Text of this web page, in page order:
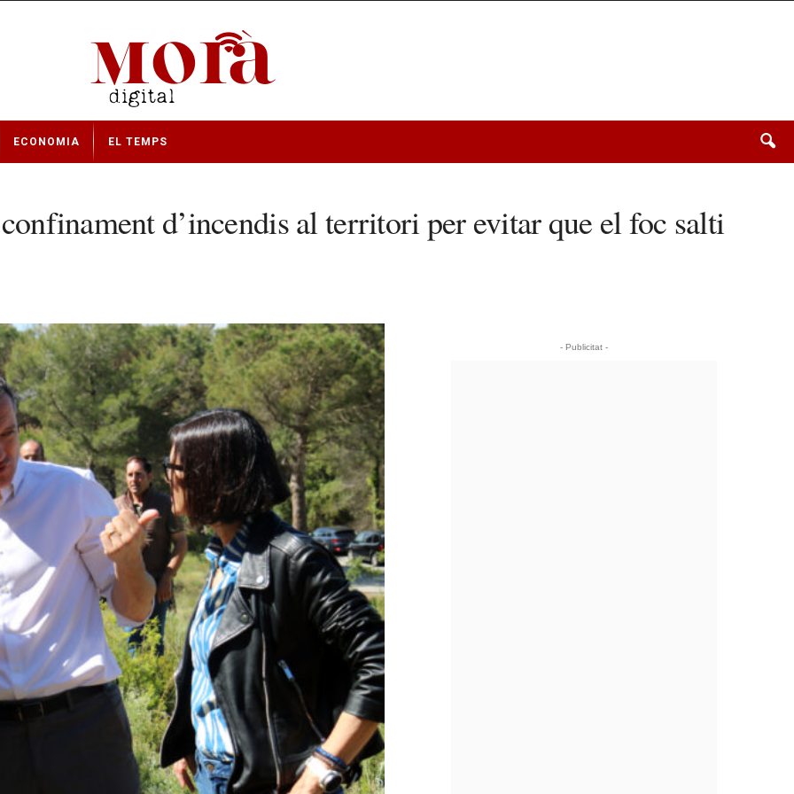
ECONOMIA EL TEMPS
d’incendis al territori per evitar que el foc salti
- Publicitat -